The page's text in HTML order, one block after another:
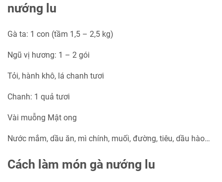
nướng lu
Gà ta: 1 con (tầm 1,5 – 2,5 kg)
Ngũ vị hương: 1 – 2 gói
Tỏi, hành khô, lá chanh tươi
Chanh: 1 quả tươi
Vài muỗng Mật ong
Nước mắm, dầu ăn, mì chính, muối, đường, tiêu, dầu hào…
Cách làm món gà nướng lu